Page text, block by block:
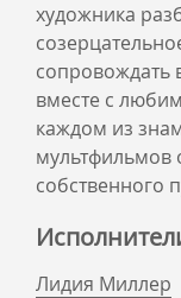
художника
сопровождать
вместе с
каждом из
мультфильмов
собственного
Лидия Миллер